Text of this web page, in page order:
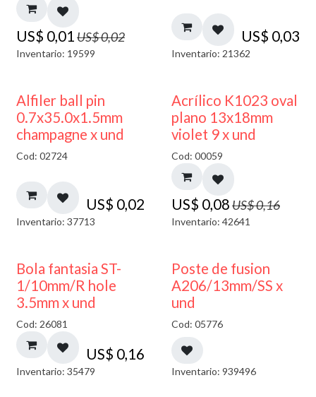
US$ 0,01US$0,02
Inventario: 19599
US$ 0,03
Inventario: 21362
Alfiler ball pin
0.7x35.0x1.5mm
champagne x und
Cod: 02724
US$ 0,02
Inventario: 37713
50% DESCUENTO
Acrílico K1023 oval
plano 13x18mm
violet 9 x und
Cod: 00059
US$ 0,08US$0,16
Inventario: 42641
Bola fantasia ST-
1/10mm/R hole
3.5mm x und
Cod: 26081
US$ 0,16
Inventario: 35479
Poste de fusion
A206/13mm/SS x
und
Cod: 05776
Inventario: 939496